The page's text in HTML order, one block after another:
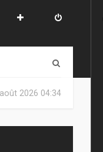
2026 04:34